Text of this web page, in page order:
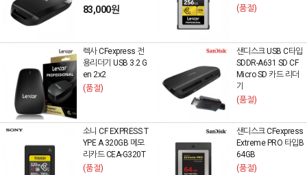
83,000원
(품절)
렉사 CFexpress 전
용리더기 USB 3.2 G
en 2x2
(품절)
샌디스크 USB C타입
SDDR-A631 SD CF
Micro SD 카드 리더
기
(품절)
소니 CF EXPRESS T
YPE A 320GB 메모
리카드 CEA-G320T
(품절)
샌디스크 CFexpress
Extreme PRO 타입B
64GB
(품절)